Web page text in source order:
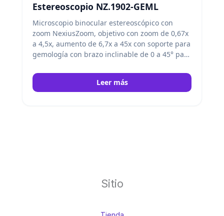
Estereoscopio NZ.1902-GEML
Microscopio binocular estereoscópico con
zoom NexiusZoom, objetivo con zoom de 0,67x
a 4,5x, aumento de 6,7x a 45x con soporte para
gemología con brazo inclinable de 0 a 45° para
alimentación integrada de 100-240 V,
iluminación transmitida halógena de 30 W y 6
Leer más
Sitio